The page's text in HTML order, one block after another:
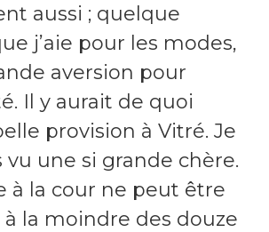
aussi ; quelque
j’aie pour les modes,
aversion pour
Il y aurait de quoi
provision à Vitré. Je
vu une si grande chère.
à la cour ne peut être
la moindre des douze